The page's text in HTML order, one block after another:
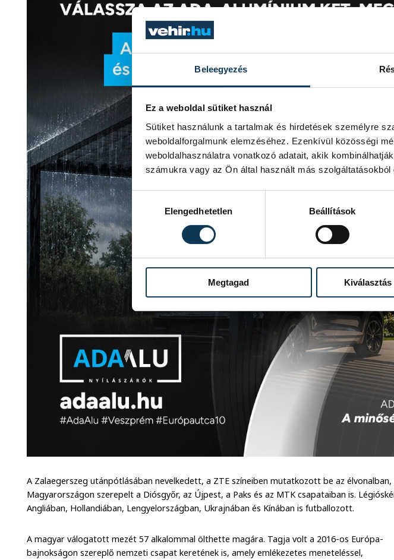
Beleegyezés
Ez a weboldal sütiket használ
Sütiket használunk a tartalmak és hirdetések személyre
weboldalforgalmunk elemzéséhez. Ezenkívül közösségi
weboldalhasználatra vonatkozó adatait, akik
számukra vagy az Ön által használt más szolgáltatásokból
Elengedhetetlen
Beállítások
Megtagad Kiválasztás
A Zalaegerszeg utánpótlásában nevelkedett, a ZTE színeiben mutatkozott be az élvonalban,
Magyarországon szerepelt a Diósgyőr, az Újpest, a Paks és az MTK csapataiban is.
Angliában, Hollandiában, Lengyelországban, Ukrajnában és Kínában is futballozott.
A magyar válogatott mezét 57 alkalommal ölthette magára. Tagja volt a 2016-os Európa-
bajnokságon szereplő nemzeti csapat keretének is, amely emlékezetes meneteléssel,